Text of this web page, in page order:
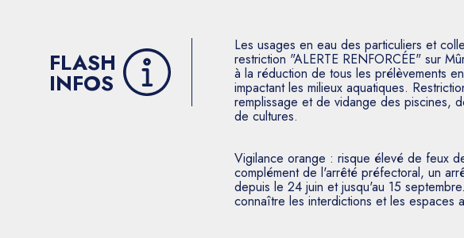
FLASH
INFOS
Les usages en eau des particuliers et
restriction "ALERTE RENFORCÉE" sur
à la réduction de tous les prélèvements
impactant les milieux aquatiques.
remplissage et de vidange des piscines,
de cultures.
Vigilance orange : risque élevé de feux
complément de l'arrêté préfectoral, un
depuis le 24 juin et jusqu'au 15
connaître les interdictions et les espaces